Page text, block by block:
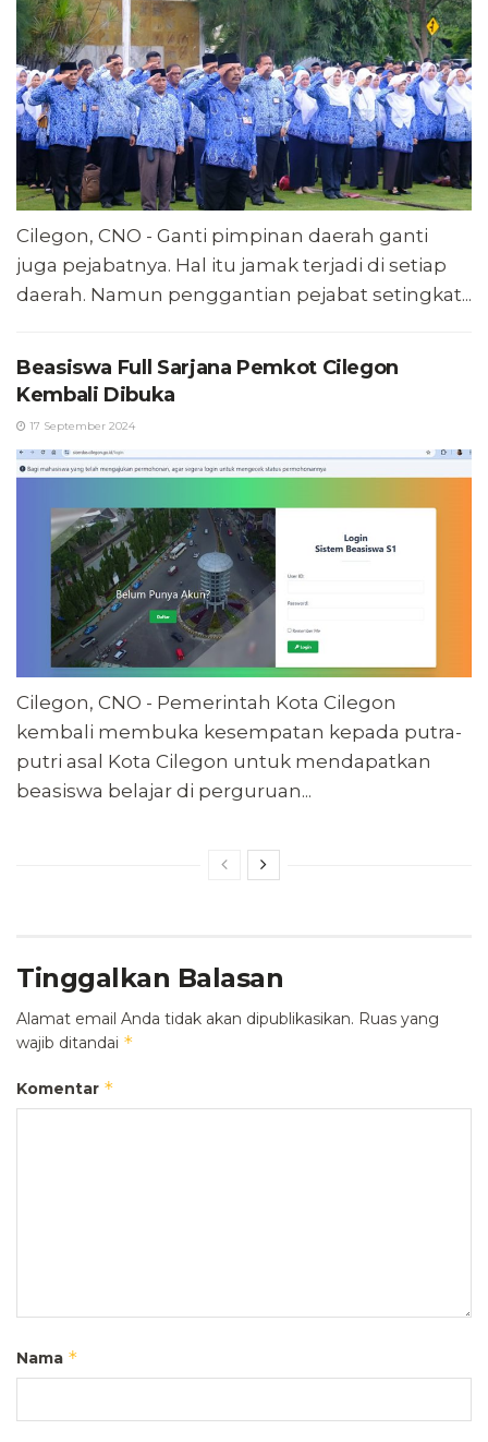
Cilegon, CNO - Ganti pimpinan daerah ganti
juga pejabatnya. Hal itu jamak terjadi di setiap
daerah. Namun penggantian pejabat setingkat...
Beasiswa Full Sarjana Pemkot Cilegon
Kembali Dibuka
17 September 2024
Cilegon, CNO - Pemerintah Kota Cilegon
kembali membuka kesempatan kepada putra-
putri asal Kota Cilegon untuk mendapatkan
beasiswa belajar di perguruan...
Tinggalkan Balasan
Alamat email Anda tidak akan dipublikasikan. Ruas yang
wajib ditandai *
Komentar *
Nama *